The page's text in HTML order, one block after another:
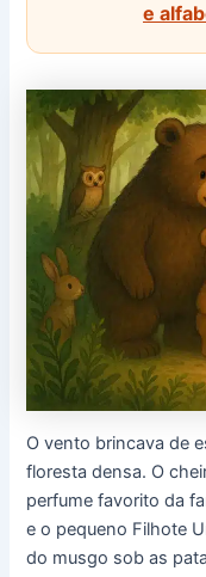
e
O vento brincava de
floresta densa. O
perfume favorito da
e o pequeno Filhote
do musgo sob as